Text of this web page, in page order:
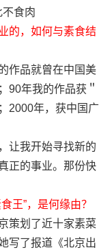
食肉
的，如何与素食结
作品就曾在中国美
90年我的作品获＂
2000年，获中国广
让我开始寻找新的
正的事业。那份快
王”，是何缘由？
策划了近十家素菜
写了报道《北京出